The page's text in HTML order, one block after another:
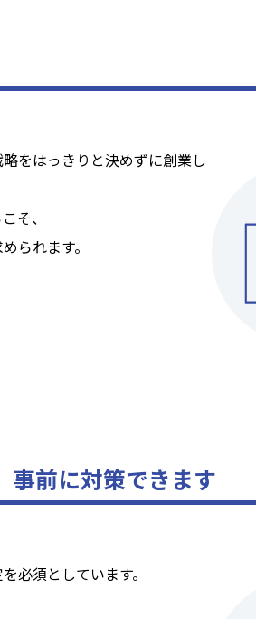
をはっきりと決めずに創業し
そ、
られます。
事前に対策できます
必須としています。